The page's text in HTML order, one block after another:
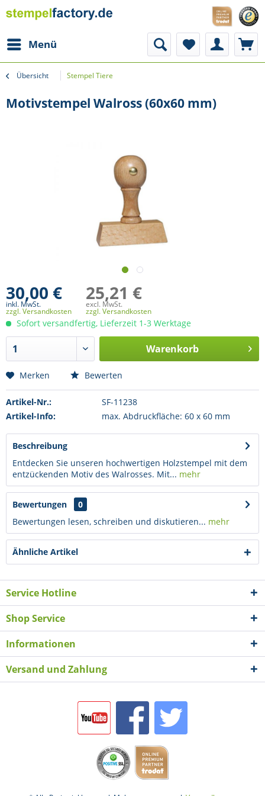
Menü
Übersicht Stempel Tiere
Motivstempel Walross (60x60 mm)
30,00 €
inkl. MwSt.
zzgl. Versandkosten
25,21 €
excl. MwSt.
zzgl. Versandkosten
Sofort versandfertig, Lieferzeit 1-3 Werktage
Warenkorb
Merken Bewerten
Artikel-Nr.:
SF-11238
Artikel-Info:
max. Abdruckfläche: 60 x 60 mm
Beschreibung
Entdecken Sie unseren hochwertigen Holzstempel mit dem
entzückenden Motiv des Walrosses. Mit... mehr
Bewertungen
0
Bewertungen lesen, schreiben und diskutieren... mehr
Ähnliche Artikel
Service Hotline
Shop Service
Informationen
Versand und Zahlung